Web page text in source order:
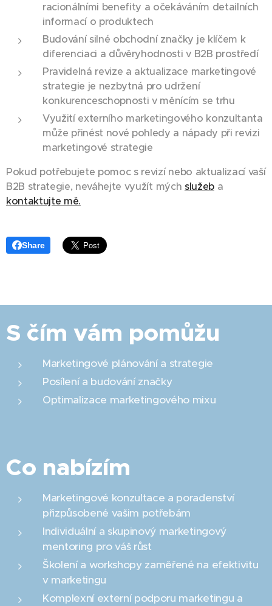
racionálními benefity a očekáváním detailních
informací o produktech
Budování silné obchodní značky je klíčem k
diferenciaci a důvěryhodnosti v B2B prostředí
Pravidelná revize a aktualizace marketingové
strategie je nezbytná pro udržení
konkurenceschopnosti v měnícím se trhu
Využití externího marketingového konzultanta
může přinést nové pohledy a nápady při revizi
marketingové strategie
Pokud potřebujete pomoc s revizí nebo aktualizací vaší
B2B strategie, neváhejte využít mých služeba
kontaktujte mě.
Share
S čím vám pomůžu
Marketingové plánování a strategie
Posílení a budování značky
Optimalizace marketingového mixu
Co nabízím
Marketingové konzultace a poradenství
přizpůsobené vašim potřebám
Individuální a skupinový marketingový
mentoring pro váš růst
Školení a workshopy zaměřené na efektivitu
v marketingu
Komplexní externí podporu marketingu a